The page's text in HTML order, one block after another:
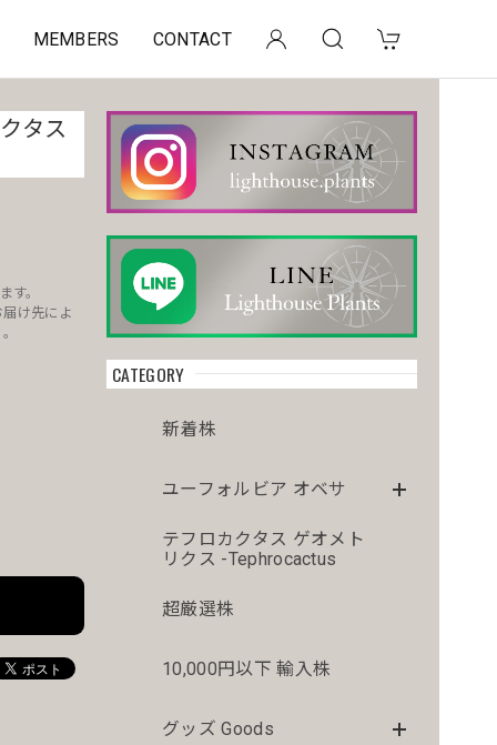
MEMBERS CONTACT
CATEGORY
新着株
ユーフォルビア オベサ
テフロカクタス ゲオメト
リクス -Tephrocactus
超厳選株
10,000円以下 輸入株
グッズ Goods
タス
す。
け先によ